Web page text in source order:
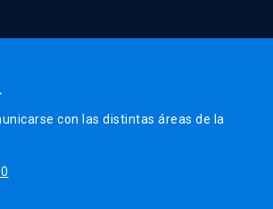
con las distintas áreas de la